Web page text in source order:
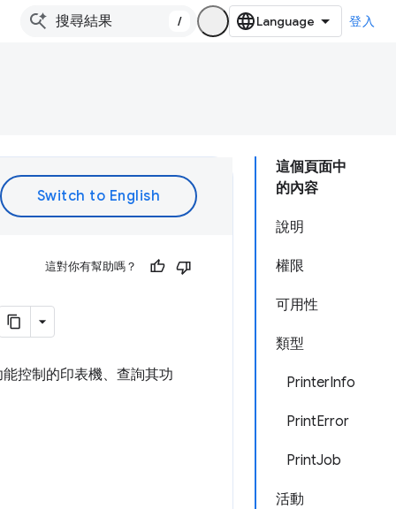
/ 登入
這個頁面中
的內容
說明
權限
可用性
類型
PrinterInfo
PrintError
PrintJob
活動
這對你有幫助嗎？
控制的印表機、查詢其功